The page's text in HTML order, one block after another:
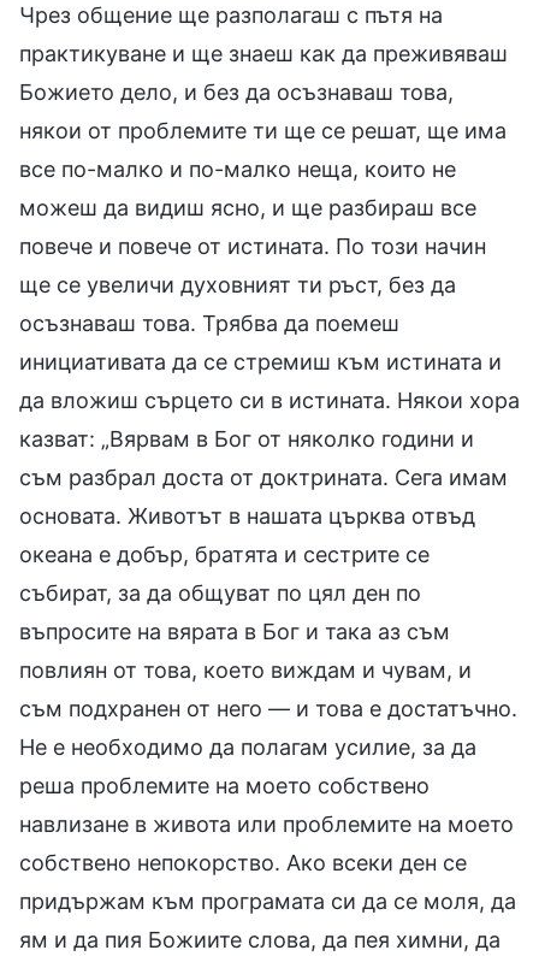
Чрез общение ще разполагаш с пътя на
практикуване и ще знаеш как да преживяваш
Божието дело, и без да осъзнаваш това,
някои от проблемите ти ще се решат, ще има
все по-малко и по-малко неща, които не
можеш да видиш ясно, и ще разбираш все
повече и повече от истината. По този начин
ще се увеличи духовният ти ръст, без да
осъзнаваш това. Трябва да поемеш
инициативата да се стремиш към истината и
да вложиш сърцето си в истината. Някои хора
казват: „Вярвам в Бог от няколко години и
съм разбрал доста от доктрината. Сега имам
основата. Животът в нашата църква отвъд
океана е добър, братята и сестрите се
събират, за да общуват по цял ден по
въпросите на вярата в Бог и така аз съм
повлиян от това, което виждам и чувам, и
съм подхранен от него — и това е достатъчно.
Не е необходимо да полагам усилие, за да
реша проблемите на моето собствено
навлизане в живота или проблемите на моето
собствено непокорство. Ако всеки ден се
придържам към програмата си да се моля, да
ям и да пия Божиите слова, да пея химни, да